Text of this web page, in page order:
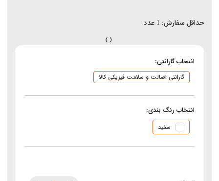
حداقل سفارش: 1 عدد
انتخاب گارانتی:
گارانتی اصالت و سلامت فیزیکی کالا
انتخاب رنگ بندی:
سفید